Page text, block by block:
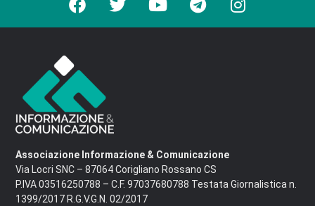
Associazione Informazione & Comunicazione
Via Locri SNC – 87064 Corigliano Rossano CS
P.IVA 03516250788 – C.F. 97037680788 Testata Giornalistica n.
1399/2017 R.G.V.G.N. 02/2017